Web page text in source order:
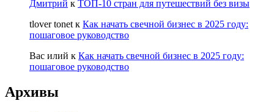
Дмитрий к ТОП-10 стран для путешествий без визы
tlover tonet к Как начать свечной бизнес в 2025 году:
пошаговое руководство
Вас илий к Как начать свечной бизнес в 2025 году:
пошаговое руководство
Архивы